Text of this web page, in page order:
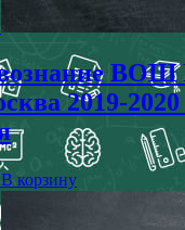
2019-2020
В корзину